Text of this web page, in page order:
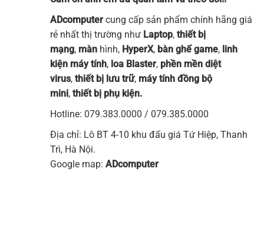
ADcomputer cung cấp sản phẩm chính hãng giá
rẻ nhất thị trường như Laptop, thiết bị
mạng, màn hình, HyperX, bàn ghế game, linh
kiện máy tính, loa Blaster, phền mền diệt
virus, thiết bị lưu trữ, máy tính đồng bộ
mini, thiết bị phụ kiện.
Hotline: 079.383.0000 / 079.385.0000
Địa chỉ: Lô BT 4-10 khu đấu giá Tứ Hiệp, Thanh
Trì, Hà Nội.
Google map: ADcomputer